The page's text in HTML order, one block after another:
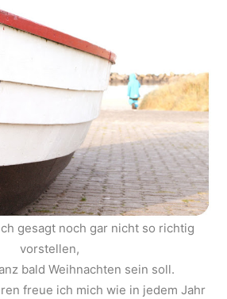
gesagt noch gar nicht so richtig
vorstellen,
bald Weihnachten sein soll.
freue ich mich wie in jedem Jahr